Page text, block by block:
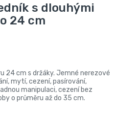
s dlouhými
24 cm
24 cm s držáky. Jemné nerezové
mytí, cezení, pasírování,
manipulaci, cezení bez
o průměru až do 35 cm.